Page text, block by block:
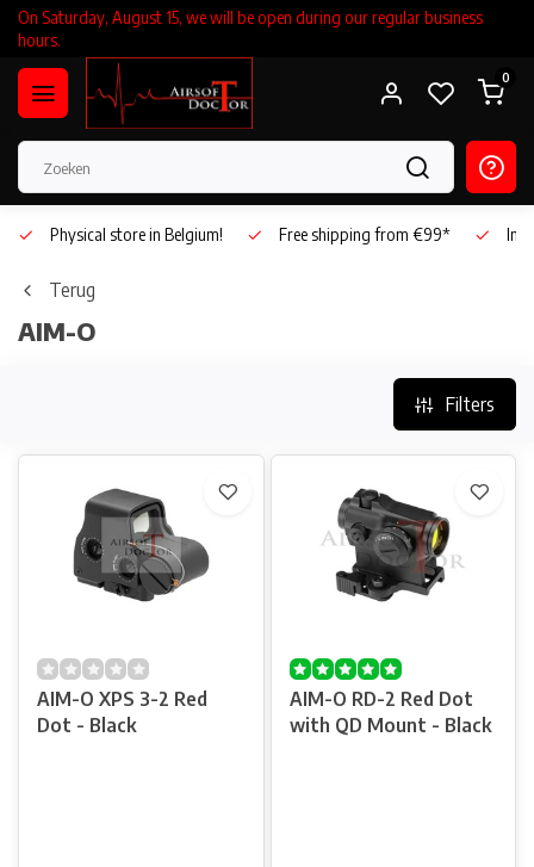
On Saturday, August 15, we will be open during our regular business
hours.
0
Physical store in Belgium! Free shipping from €99*
Terug
AIM-O
Filters
AIM-O XPS 3-2 Red
Dot - Black
AIM-O RD-2 Red Dot
with QD Mount - Black